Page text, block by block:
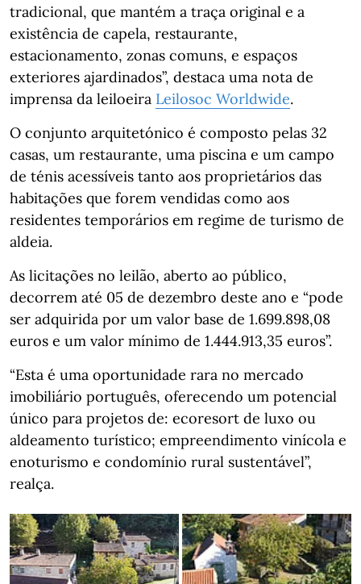
tradicional, que mantém a traça original e a
existência de capela, restaurante,
estacionamento, zonas comuns, e espaços
exteriores ajardinados”, destaca uma nota de
imprensa da leiloeira Leilosoc Worldwide.
O conjunto arquitetónico é composto pelas 32
casas, um restaurante, uma piscina e um campo
de ténis acessíveis tanto aos proprietários das
habitações que forem vendidas como aos
residentes temporários em regime de turismo de
aldeia.
As licitações no leilão, aberto ao público,
decorrem até 05 de dezembro deste ano e “pode
ser adquirida por um valor base de 1.699.898,08
euros e um valor mínimo de 1.444.913,35 euros”.
“Esta é uma oportunidade rara no mercado
imobiliário português, oferecendo um potencial
único para projetos de: ecoresort de luxo ou
aldeamento turístico; empreendimento vinícola e
enoturismo e condomínio rural sustentável”,
realça.